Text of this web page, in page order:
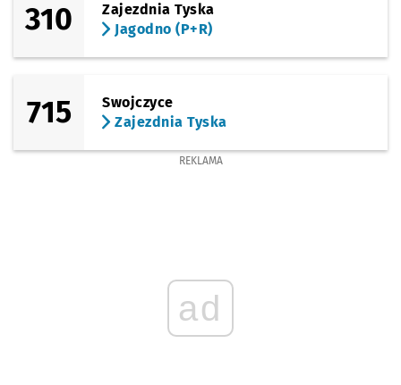
310
Zajezdnia Tyska
Jagodno (P+R)
715
Swojczyce
Zajezdnia Tyska
REKLAMA
ad